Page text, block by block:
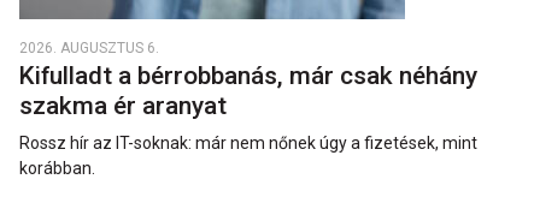
2026. AUGUSZTUS 6.
Kifulladt a bérrobbanás, már csak néhány
szakma ér aranyat
Rossz hír az IT-soknak: már nem nőnek úgy a fizetések, mint
korábban.